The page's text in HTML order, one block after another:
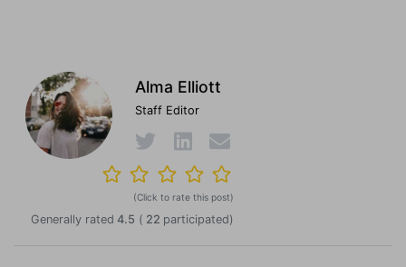
Alma Elliott
Staff Editor
(Click to rate this post)
Generally rated 4.5 ( 22 participated)